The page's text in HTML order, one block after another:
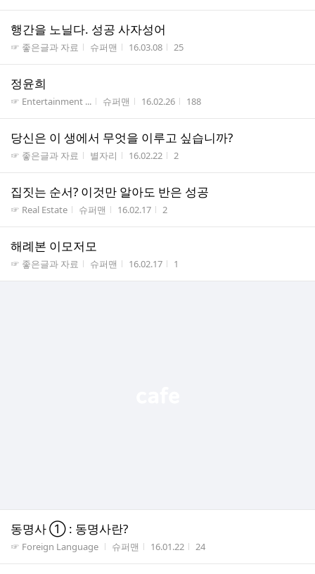
행간을 노닐다. 성공 사자성어
게시판명
☞ 좋은글과 자료 작성자
슈퍼맨 작성시간
16.03.08 조회수
25
정윤희
게시판명
☞ Entertainment ... 작성자
슈퍼맨 작성시간
16.02.26 조회수
188
당신은 이 생에서 무엇을 이루고 싶습니까?
게시판명
☞ 좋은글과 자료 작성자
별자리 작성시간
16.02.22 조회수
2
집짓는 순서? 이것만 알아도 반은 성공
게시판명
☞ Real Estate 작성자
슈퍼맨 작성시간
16.02.17 조회수
2
해례본 이모저모
게시판명
☞ 좋은글과 자료 작성자
슈퍼맨 작성시간
16.02.17 조회수
1
동명사 ① : 동명사란?
게시판명
☞ Foreign Language 작성자
슈퍼맨 작성시간
16.01.22 조회수
24